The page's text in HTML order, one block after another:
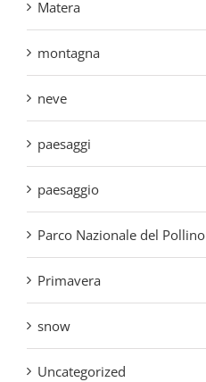
neve
paesaggi
paesaggio
Parco Nazionale del Pollino
Primavera
snow
Uncategorized
Visite guidate in Calabria